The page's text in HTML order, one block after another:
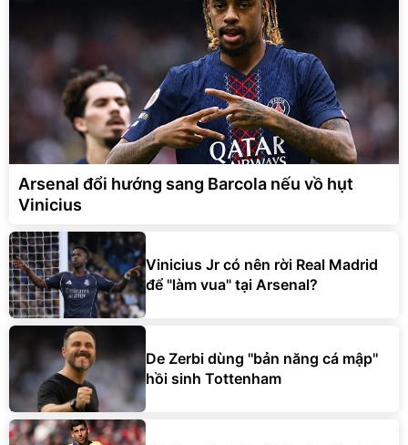
Arsenal đổi hướng sang Barcola nếu vồ hụt
Vinicius
Vinicius Jr có nên rời Real Madrid
để "làm vua" tại Arsenal?
De Zerbi dùng ''bản năng cá mập''
hồi sinh Tottenham